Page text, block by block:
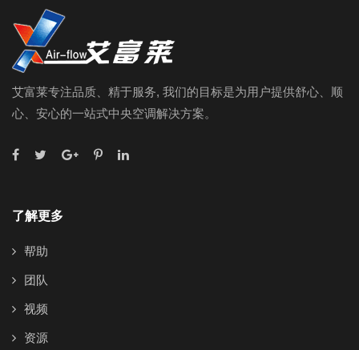
艾富莱专注品质、精于服务, 我们的目标是为用户提供舒心、顺
心、安心的一站式中央空调解决方案。
了解更多
帮助
团队
视频
资源